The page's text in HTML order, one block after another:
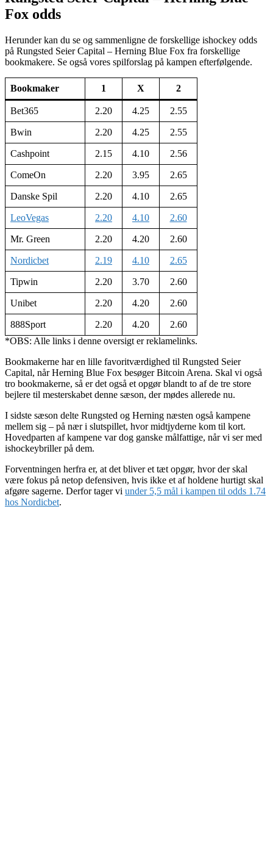
Fox odds
Herunder kan du se og sammenligne de forskellige ishockey odds
på Rungsted Seier Capital – Herning Blue Fox fra forskellige
bookmakere. Se også vores spilforslag på kampen efterfølgende.
Bookmaker 1 X 2
Bet365 2.20 4.25 2.55
Bwin 2.20 4.25 2.55
Cashpoint 2.15 4.10 2.56
ComeOn 2.20 3.95 2.65
Danske Spil 2.20 4.10 2.65
LeoVegas 2.20 4.10 2.60
Mr. Green 2.20 4.20 2.60
Nordicbet 2.19 4.10 2.65
Tipwin 2.20 3.70 2.60
Unibet 2.20 4.20 2.60
888Sport 2.20 4.20
2.60
*OBS: Alle links i denne oversigt er reklamelinks.
Bookmakerne har en lille favoritværdighed til Rungsted Seier
Capital, når Herning Blue Fox besøger Bitcoin Arena. Skal vi også
tro bookmakerne, så er det også et opgør blandt to af de tre store
bejlere til mesterskabet denne sæson, der mødes allerede nu.
I sidste sæson delte Rungsted og Herning næsten også kampene
mellem sig – på nær i slutspillet, hvor midtjyderne kom til kort.
Hovedparten af kampene var dog ganske målfattige, når vi ser med
ishockeybriller på dem.
Forventningen herfra er, at det bliver et tæt opgør, hvor der skal
være fokus på netop defensiven, hvis ikke et af holdene hurtigt skal
afgøre sagerne. Derfor tager vi under 5,5 mål i kampen til odds 1.74
hos Nordicbet.